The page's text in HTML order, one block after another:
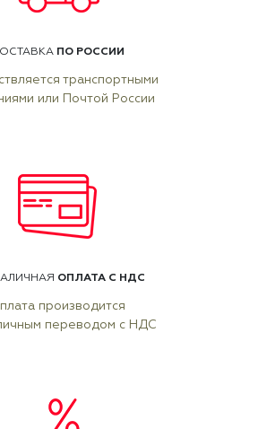
ПО РОССИИ
транспортными
или Почтой России
ОПЛАТА С НДС
производится
переводом с НДС